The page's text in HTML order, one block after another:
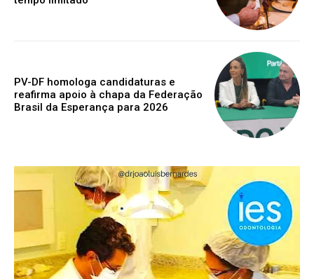
PV-DF homologa candidaturas e
reafirma apoio à chapa da Federação
Brasil da Esperança para 2026